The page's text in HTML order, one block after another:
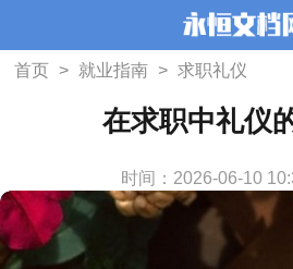
首页 > 就业指南 > 求职礼仪
在求职中礼仪
时间：2026-06-10